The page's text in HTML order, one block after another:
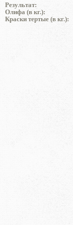
Результат:
Олифа (в кг.):
Краски тертые (в кг.):